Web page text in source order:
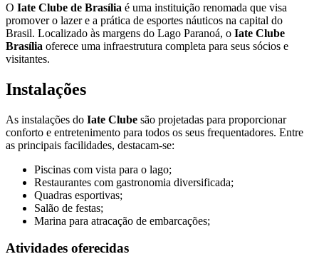
O Iate Clube de Brasília é uma instituição renomada que visa
promover o lazer e a prática de esportes náuticos na capital do
Brasil. Localizado às margens do Lago Paranoá, o Iate Clube
Brasília oferece uma infraestrutura completa para seus sócios e
visitantes.
Instalações
As instalações do Iate Clube são projetadas para proporcionar
conforto e entretenimento para todos os seus frequentadores. Entre
as principais facilidades, destacam-se:
Piscinas com vista para o lago;
Restaurantes com gastronomia diversificada;
Quadras esportivas;
Salão de festas;
Marina para atracação de embarcações;
Atividades oferecidas